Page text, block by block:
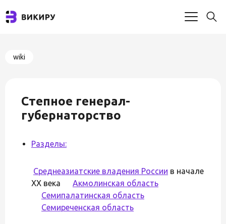
wiki
Степное генерал-
губернаторство
Разделы:
Среднеазиатские владения России в начале
XX века Акмолинская область
Семипалатинская область
Семиреченская область